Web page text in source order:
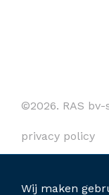
Wij maken
©2026. RAS
privacy policy